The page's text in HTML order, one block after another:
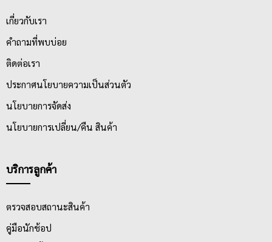
เกี่ยวกับเรา
คำถามที่พบบ่อย
ติดต่อเรา
ประกาศนโยบายความเป็นส่วนตัว
นโยบายการจัดส่ง
นโยบายการเปลี่ยน/คืน สินค้า
บริการลูกค้า
ตรวจสอบสถานะสินค้า
คู่มือนักช้อป